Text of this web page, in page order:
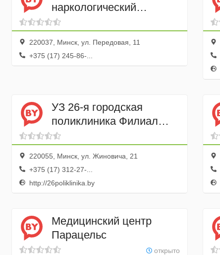
наркологический
диспансер УЗ отделение
№ 1, № 4
220037, Минск, ул. Передовая, 11
+375 (17) 245-86-...
УЗ 26-я городская
поликлиника Филиал
Врачебная амбулатория
220055, Минск, ул. Жиновича, 21
+375 (17) 312-27-...
http://26poliklinika.by
Медицинский центр
Парацельс
открыто